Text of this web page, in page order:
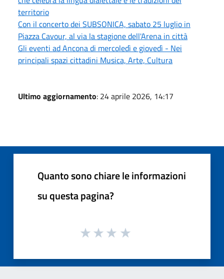
territorio
Con il concerto dei SUBSONICA, sabato 25 luglio in
Piazza Cavour, al via la stagione dell'Arena in città
Gli eventi ad Ancona di mercoledì e giovedì - Nei
principali spazi cittadini Musica, Arte, Cultura
Ultimo aggiornamento: 24 aprile 2026, 14:17
Quanto sono chiare le informazioni
su questa pagina?